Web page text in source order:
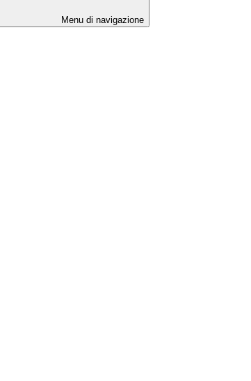
Menu di navigazione